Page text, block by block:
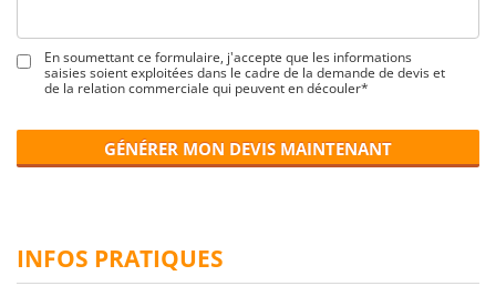
En soumettant ce formulaire, j'accepte que les informations
saisies soient exploitées dans le cadre de la demande de devis et
de la relation commerciale qui peuvent en découler*
GÉNÉRER MON DEVIS MAINTENANT
INFOS PRATIQUES